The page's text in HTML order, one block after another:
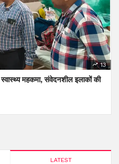
13
महकमा, संवेदनशील इलाकों की
LATEST